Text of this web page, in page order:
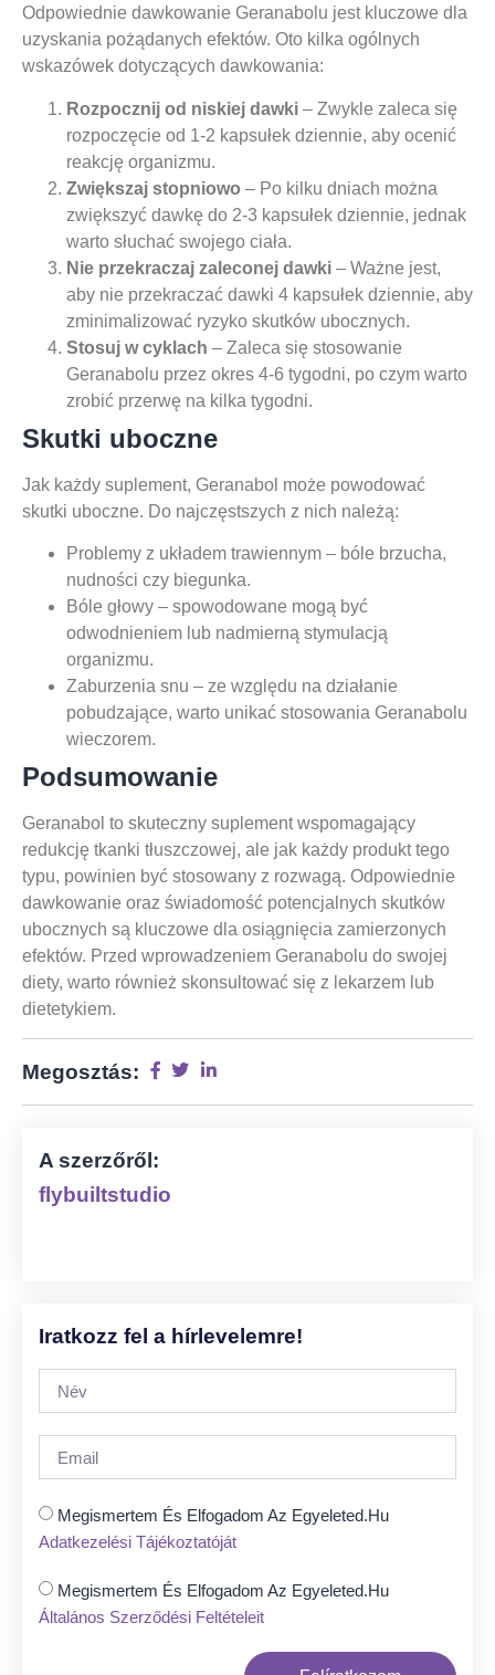
Odpowiednie dawkowanie Geranabolu jest kluczowe dla
uzyskania pożądanych efektów. Oto kilka ogólnych
wskazówek dotyczących dawkowania:
Rozpocznij od niskiej dawki – Zwykle zaleca się
rozpoczęcie od 1-2 kapsułek dziennie, aby ocenić
reakcję organizmu.
Zwiększaj stopniowo – Po kilku dniach można
zwiększyć dawkę do 2-3 kapsułek dziennie, jednak
warto słuchać swojego ciała.
Nie przekraczaj zaleconej dawki – Ważne jest,
aby nie przekraczać dawki 4 kapsułek dziennie, aby
zminimalizować ryzyko skutków ubocznych.
Stosuj w cyklach – Zaleca się stosowanie
Geranabolu przez okres 4-6 tygodni, po czym warto
zrobić przerwę na kilka tygodni.
Skutki uboczne
Jak każdy suplement, Geranabol może powodować
skutki uboczne. Do najczęstszych z nich należą:
Problemy z układem trawiennym – bóle brzucha,
nudności czy biegunka.
Bóle głowy – spowodowane mogą być
odwodnieniem lub nadmierną stymulacją
organizmu.
Zaburzenia snu – ze względu na działanie
pobudzające, warto unikać stosowania Geranabolu
wieczorem.
Podsumowanie
Geranabol to skuteczny suplement wspomagający
redukcję tkanki tłuszczowej, ale jak każdy produkt tego
typu, powinien być stosowany z rozwagą. Odpowiednie
dawkowanie oraz świadomość potencjalnych skutków
ubocznych są kluczowe dla osiągnięcia zamierzonych
efektów. Przed wprowadzeniem Geranabolu do swojej
diety, warto również skonsultować się z lekarzem lub
dietetykiem.
Megosztás:
A szerzőről:
flybuiltstudio
Iratkozz fel a hírlevelemre!
Megismertem És Elfogadom Az Egyeleted.hu
Adatkezelési Tájékoztatóját
Megismertem És Elfogadom Az Egyeleted.hu
Általános Szerződési Feltételeit